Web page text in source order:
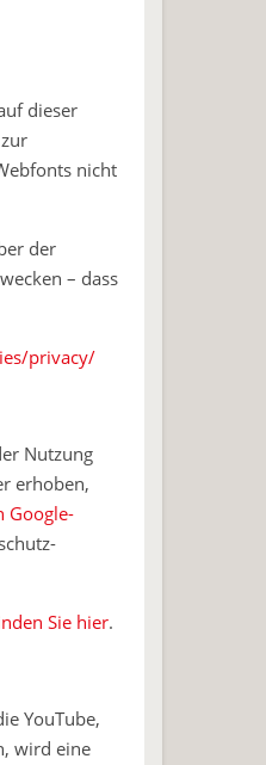
dieser
nicht
der
– dass
privacy/
Nutzung
erhoben,
Google-
Sie hier.
YouTube,
wird eine